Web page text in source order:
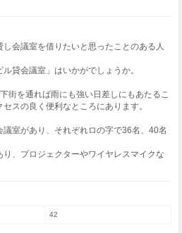
会議室を借りたいと思ったことのある人
貸会議室」はいかがでしょうか。
街を通れば雨にも強い日差しにもあたるこ
スの良く便利なところにあります。
室があり、それぞれロの字で36名、40名
、プロジェクターやワイヤレスマイクな
42